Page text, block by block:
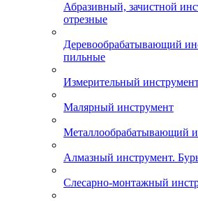
Абразивный, зачистной
отрезные
Деревообрабатывающий
пильные
Измерительный
Малярный инструмент
Металлообрабатывающий
Алмазный инструмент.
Слесарно-монтажный